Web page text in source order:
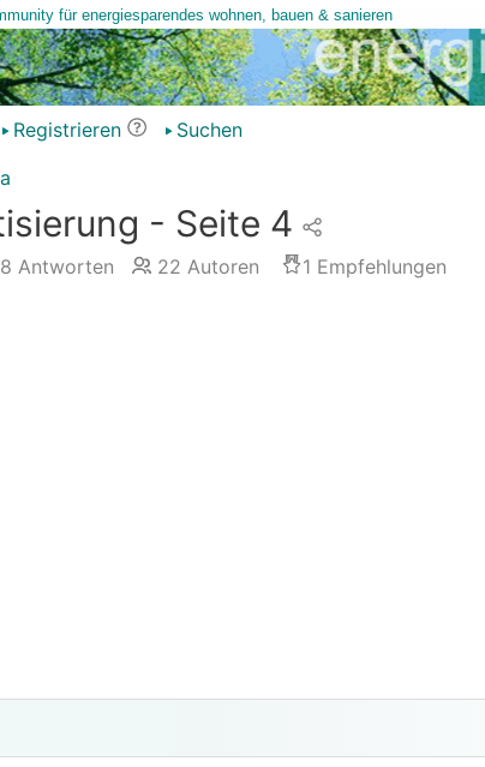
Registrieren
Suchen
- Seite 4
Antworten 22 Autoren 1 Empfehlungen